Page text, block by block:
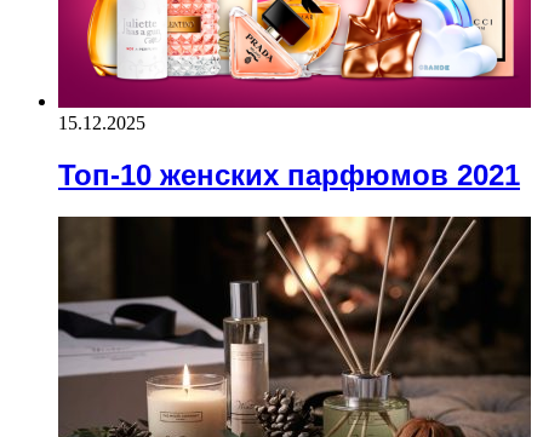
15.12.2025
Топ-10 женских парфюмов 2021